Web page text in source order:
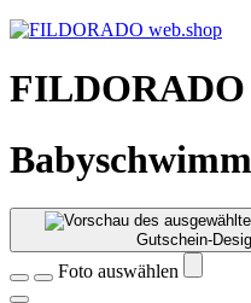
FILDORADO
Gutschein-
Foto auswählen